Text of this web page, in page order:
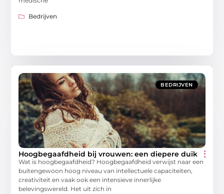
Bedrijven
BEDRIJVEN
Hoogbegaafdheid bij vrouwen: een diepere duik
Wat is hoogbegaafdheid? Hoogbegaafdheid verwijst naar een
buitengewoon hoog niveau van intellectuele capaciteiten,
creativiteit en vaak ook een intensieve innerlijke
belevingswereld. Het uit zich in